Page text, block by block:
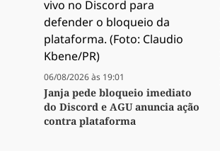
06/08/2026 às 19:01
Janja pede bloqueio imediato
do Discord e AGU anuncia ação
contra plataforma